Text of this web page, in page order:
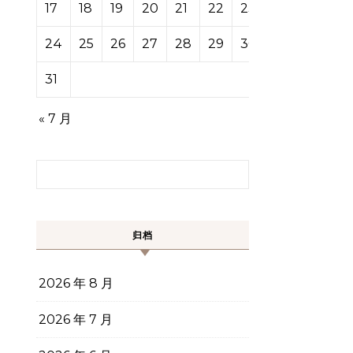
17 18 19 20 21 22 23
24 25 26 27 28 29 30
31
« 7 月
归档
2026 年 8 月
2026 年 7 月